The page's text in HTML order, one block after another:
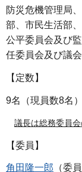
防災危機管理局
部、市民生活部
公平委員会及び
任委員会及び議
【定数】
9名（現員数8名）
議長は総務委員
【委員】
角田隆一郎 （委